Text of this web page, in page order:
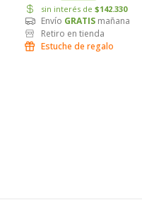
sin interés de $142.330
Envío GRATIS mañana
Retiro en tienda
Estuche de regalo